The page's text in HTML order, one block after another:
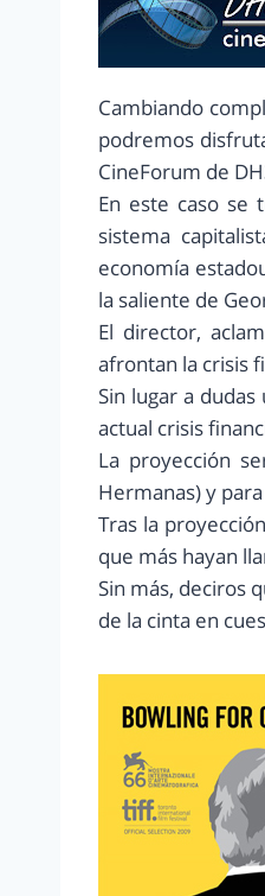
Cambiando
podremos
CineForum de
En este caso se
sistema
economía
la saliente de
El director,
afrontan la crisis
Sin lugar a
actual crisis
La proyección
Hermanas) y
Tras la
que más hayan
Sin más, deciros
de la cinta en